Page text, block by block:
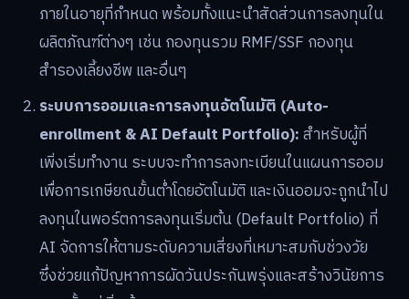
ภายในอายุที่กำหนด พร้อมทั้งแนะนำสัดส่วนการลงทุนใน
ผลิตภัณฑ์ต่างๆ เช่น กองทุนรวม RMF/SSF กองทุน
สำรองเลี้ยงชีพ และอื่นๆ
ระบบการออมและการลงทุนอัตโนมัติ (Auto-
enrollment & AI Default Portfolio):สำหรับผู้ที่
เพิ่งเริ่มทำงาน ระบบจะทำการลงทะเบียนในแผนการออม
เพื่อการเกษียณขั้นต่ำโดยอัตโนมัติ และเงินออมจะถูกนำไป
ลงทุนในพอร์ตการลงทุนเริ่มต้น (Default Portfolio) ที่
AI จัดการให้ตามระดับความเสี่ยงที่เหมาะสมกับช่วงวัย
ซึ่งช่วยแก้ปัญหาการผัดวันประกันพรุ่งและสร้างวินัยการ